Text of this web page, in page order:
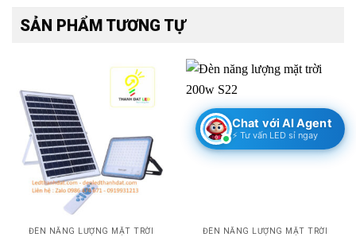
SẢN PHẨM TƯƠNG TỰ
ĐÈN NĂNG LƯỢNG MẶT TRỜI ĐÈN NĂNG LƯỢNG MẶT TRỜI
Chat với AI Agent
⚡ Tư vấn LED sỉ ngay